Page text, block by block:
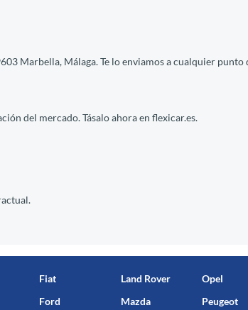
Marbella, Málaga. Te lo enviamos a cualquier punto
del mercado. Tásalo ahora en flexicar.es.
Fiat
Ford
Land Rover
Mazda
Opel
Peugeot